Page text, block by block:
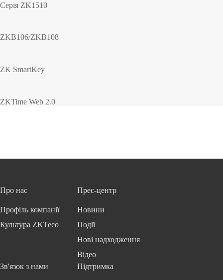
Серія ZK1510
ZKB106/ZKB108
ZK SmartKey
ZKTime Web 2.0
Про нас
Профіль компанії
Культура ZKTeco
Прес-центр
Новини
Події
Нові надходження
Відео
Зв'язок з нами
Підтримка